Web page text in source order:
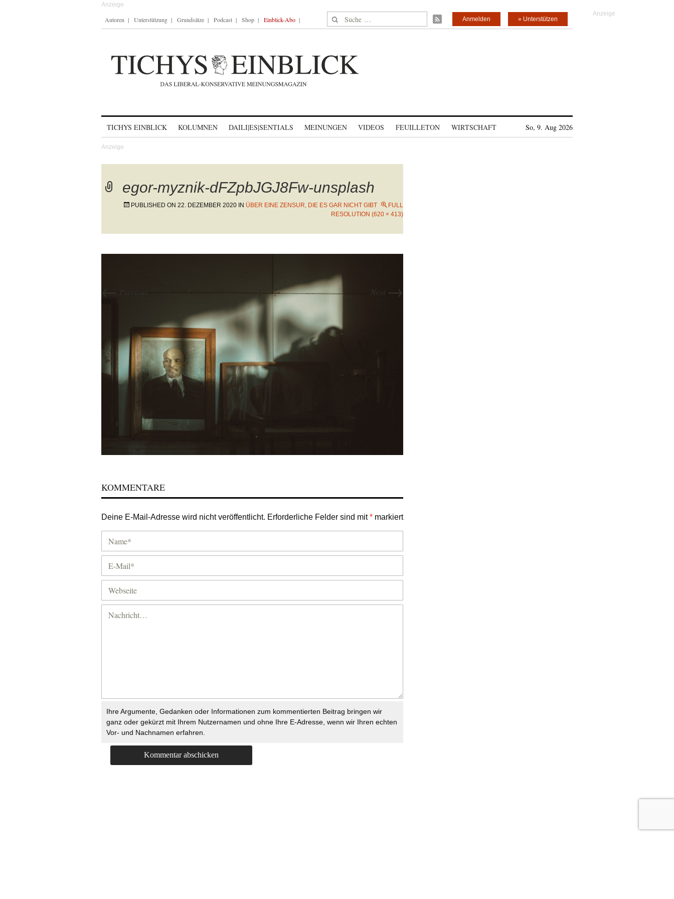
Autoren Unterstützung Grundsätze Podcast Shop Einblick-Abo Suche nach: » Unterstützen
Anmelden
TICHYS EINBLICK KOLUMNEN DAILI|ES|SENTIALS MEINUNGEN VIDEOS FEUILLETON WIRTSCHAFT So, 9. Aug 2026
egor-myznik-dFZpbJGJ8Fw-unsplash
PUBLISHED ON 22. DEZEMBER 2020 IN ÜBER EINE ZENSUR, DIE ES GAR NICHT GIBT
FULL
RESOLUTION (620 × 413)
← Previous Next →
KOMMENTARE
Deine E-Mail-Adresse wird nicht veröffentlicht. Erforderliche Felder sind mit* markiert
Ihre Argumente, Gedanken oder Informationen zum kommentierten Beitrag bringen wir
ganz oder gekürzt mit Ihrem Nutzernamen und ohne Ihre E-Adresse, wenn wir Ihren echten
Vor- und Nachnamen erfahren.